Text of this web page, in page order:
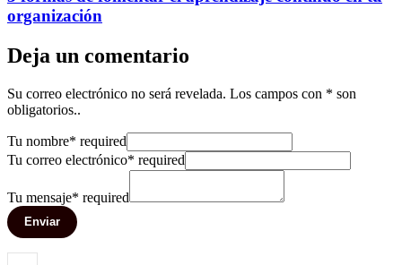
organización
Deja un comentario
Su correo electrónico no será revelada. Los campos con * son
obligatorios..
Tu nombre* required
Tu correo electrónico* required
Tu mensaje* required
Enviar